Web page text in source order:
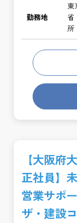
勤務地
東
所
【大阪府
正社員】
営業サポ
ザ・建設